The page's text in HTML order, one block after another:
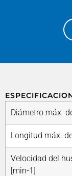
Diámetro máx.
Longitud máx.
Velocidad del
[min-1]